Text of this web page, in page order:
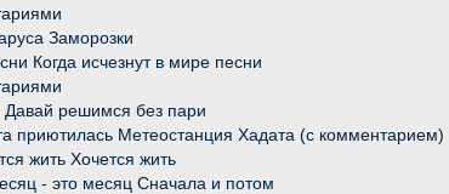
Заморозки
Когда исчезнут в мире песни
решимся без пари
приютилась Метеостанция Хадата (с комментарием)
жить Хочется жить
- это месяц Сначала и потом